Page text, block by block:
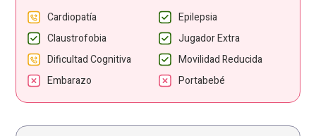
Cardiopatía
Epilepsia
Claustrofobia
Jugador Extra
Dificultad Cognitiva
Movilidad Reducida
Embarazo
Portabebé